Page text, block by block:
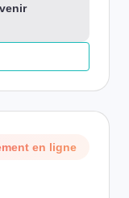
en ligne